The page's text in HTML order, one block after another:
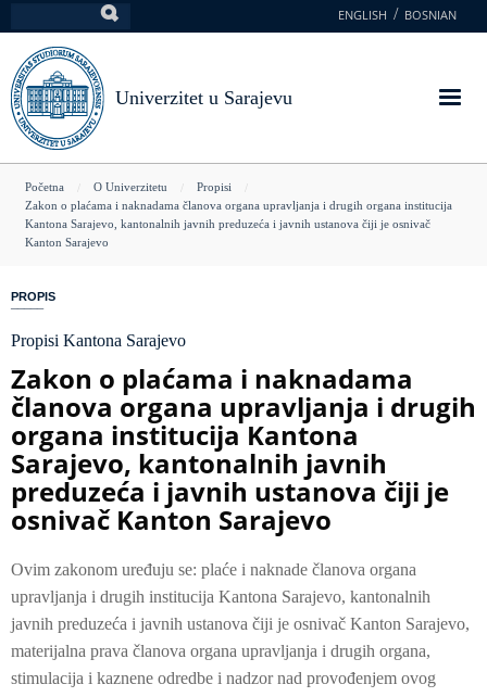
na
glavni
sadržaj
ENGLISH BOSNIAN
Univerzitet u Sarajevu
You
are
here
Početna O Univerzitetu
Propisi
Zakon o plaćama i naknadama članova organa upravljanja i drugih organa institucija
Kantona Sarajevo, kantonalnih javnih preduzeća i javnih ustanova čiji je osnivač
Kanton Sarajevo
PROPIS
Propisi Kantona Sarajevo
Zakon o plaćama i naknadama
članova organa upravljanja i drugih
organa institucija Kantona
Sarajevo, kantonalnih javnih
preduzeća i javnih ustanova čiji je
osnivač Kanton Sarajevo
Ovim zakonom uređuju se: plaće i naknade članova organa
upravljanja i drugih institucija Kantona Sarajevo, kantonalnih
javnih preduzeća i javnih ustanova čiji je osnivač Kanton Sarajevo,
materijalna prava članova organa upravljanja i drugih organa,
stimulacija i kaznene odredbe i nadzor nad provođenjem ovog